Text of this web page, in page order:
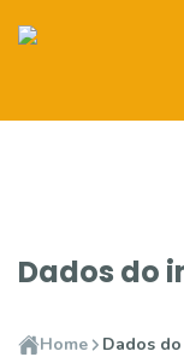
Dados do
Home Dados